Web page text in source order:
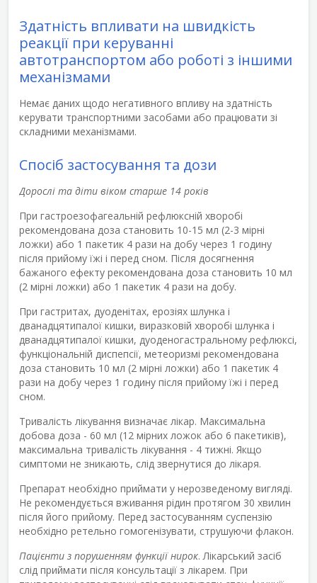
Здатність впливати на швидкість
реакції при керуванні
автотранспортом або роботі з іншими
механізмами
Немає даних щодо негативного впливу на здатність
керувати транспортними засобами або працювати зі
складними механізмами.
Спосіб застосування та дози
Дорослі та діти віком старше 14 років
При гастроезофагеальній рефлюксній хворобі
рекомендована доза становить 10-15 мл (2-3 мірні
ложки) або 1 пакетик 4 рази на добу через 1 годину
після прийому їжі і перед сном. Після досягнення
бажаного ефекту рекомендована доза становить 10 мл
(2 мірні ложки) або 1 пакетик 4 рази на добу.
При гастритах, дуоденітах, ерозіях шлунка і
дванадцятипалої кишки, виразковій хворобі шлунка і
дванадцятипалої кишки, дуоденогастральному рефлюксі,
функціональній диспепсії, метеоризмі рекомендована
доза становить 10 мл (2 мірні ложки) або 1 пакетик 4
рази на добу через 1 годину після прийому їжі і перед
сном.
Тривалість лікування визначає лікар. Максимальна
добова доза - 60 мл (12 мірних ложок або 6 пакетиків),
максимальна тривалість лікування - 4 тижні. Якщо
симптоми не зникають, слід звернутися до лікаря.
Препарат необхідно приймати у нерозведеному вигляді.
Не рекомендується вживання рідин протягом 30 хвилин
після його прийому. Перед застосуванням суспензію
необхідно ретельно гомогенізувати, струшуючи флакон.
Пацієнти з порушенням функції нирок. Лікарський засіб
слід приймати після консультації з лікарем. При